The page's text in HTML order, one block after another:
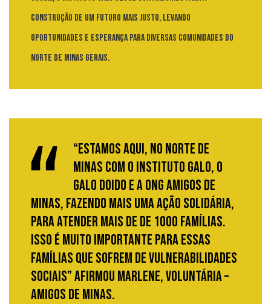
construção de um futuro mais justo, levando
oportunidades e esperança para diversas comunidades do
Norte de Minas Gerais.
“Estamos aqui, no Norte de
Minas com o Instituto Galo, o
Galo Doido e a ONG Amigos de
Minas, fazendo mais uma ação solidária,
para atender mais de de 1000 famílias.
Isso é muito importante para essas
famílias que sofrem de vulnerabilidades
sociais” afirmou Marlene, voluntária –
Amigos de Minas.